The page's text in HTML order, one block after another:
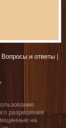
Вопросы и ответы
разрешения
на